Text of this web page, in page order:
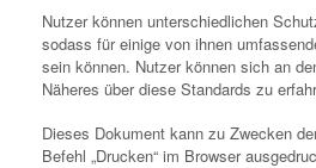
Nutzer können unterschiedlichen
sodass für einige von ihnen
sein können. Nutzer können sich an
Näheres über diese Standards zu
Dieses Dokument kann zu Zwecken
Befehl „Drucken“ im Browser